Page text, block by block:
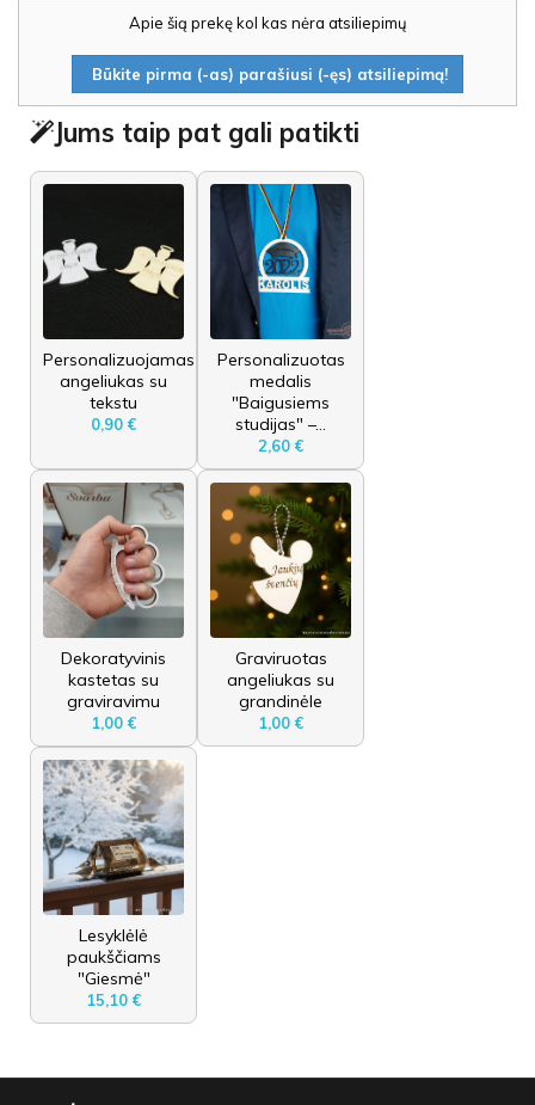
Apie šią prekę kol kas nėra atsiliepimų
Būkite pirma (-as) parašiusi (-ęs) atsiliepimą!
Jums taip pat gali patikti
Personalizuojamas
angeliukas su
tekstu
0,90 €
Personalizuotas
medalis
"Baigusiems
studijas" –...
2,60 €
Dekoratyvinis
kastetas su
graviravimu
1,00 €
Graviruotas
angeliukas su
grandinėle
1,00 €
Lesyklėlė
paukščiams
"Giesmė"
15,10 €